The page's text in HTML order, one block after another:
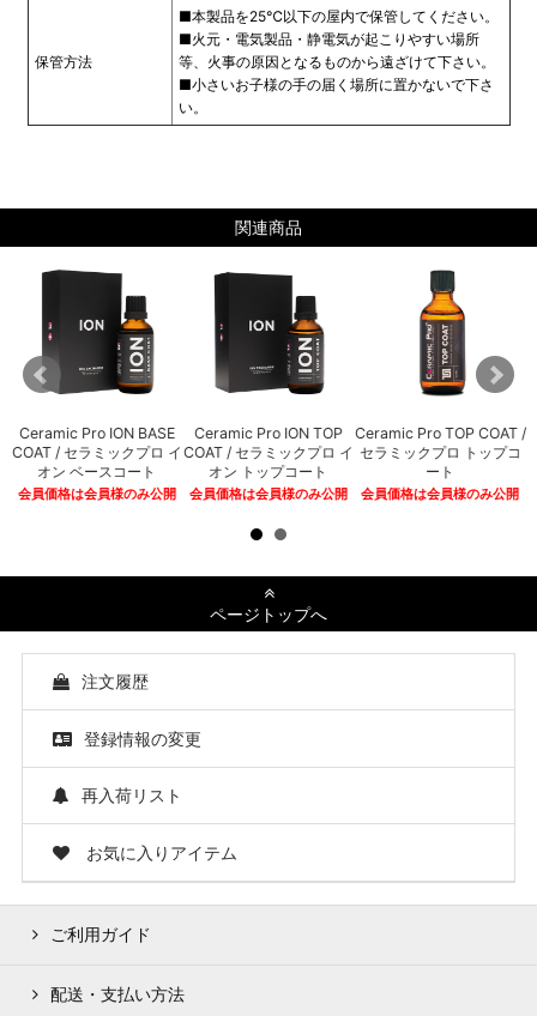
保管方法
■本製品を25℃以下の屋内で保管してください。
■火元・電気製品・静電気が起こりやすい場所
等、火事の原因となるものから遠ざけて下さい。
■小さいお子様の手の届く場所に置かないで下さ
い。
関連商品
Ceramic Pro ION BASE
COAT / セラミックプロ イ
オン ベースコート
会員価格は会員様のみ公開
Ceramic Pro ION TOP
COAT / セラミックプロ イ
オン トップコート
会員価格は会員様のみ公開
Ceramic Pro TOP COAT /
セラミックプロ トップコ
ート
会員価格は会員様のみ公開
ページトップへ
注文履歴
登録情報の変更
再入荷リスト
お気に入りアイテム
ご利用ガイド
配送・支払い方法